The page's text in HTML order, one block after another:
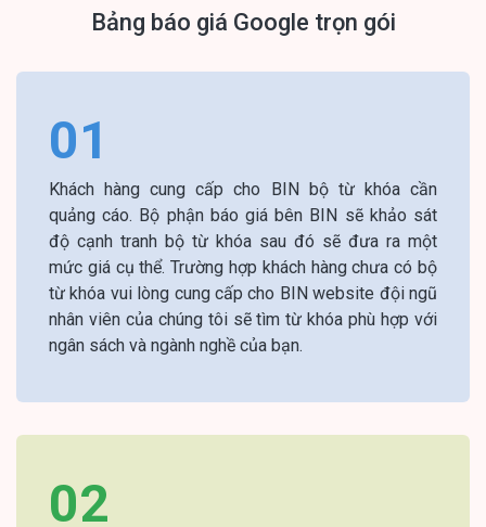
Bảng báo giá Google trọn gói
01
Khách hàng cung cấp cho BIN bộ từ khóa cần
quảng cáo. Bộ phận báo giá bên BIN sẽ khảo sát
độ cạnh tranh bộ từ khóa sau đó sẽ đưa ra một
mức giá cụ thể. Trường hợp khách hàng chưa có bộ
từ khóa vui lòng cung cấp cho BIN website đội ngũ
nhân viên của chúng tôi sẽ tìm từ khóa phù hợp với
ngân sách và ngành nghề của bạn.
02